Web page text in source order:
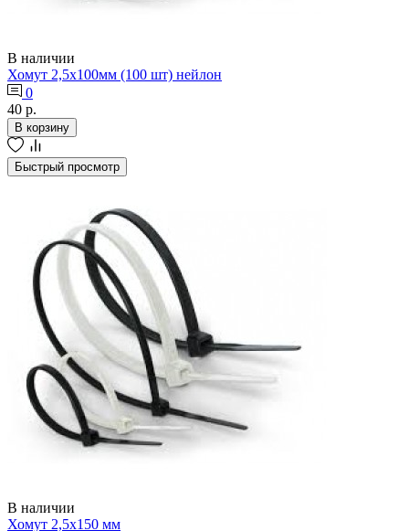
В наличии
Хомут 2,5х100мм (100 шт) нейлон
0
40 р.
В корзину
Быстрый просмотр
В наличии
Хомут 2,5х150 мм